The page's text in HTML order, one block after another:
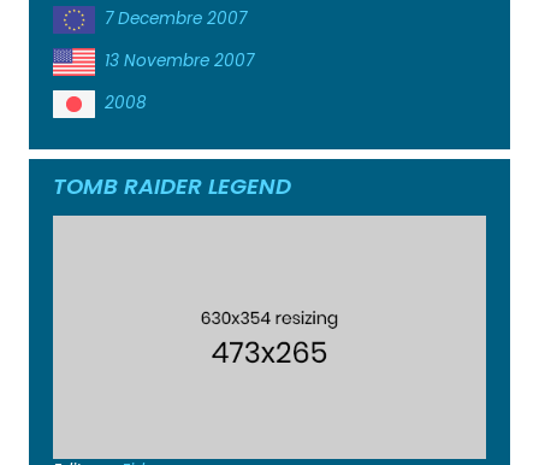
7 Decembre 2007
13 Novembre 2007
2008
TOMB RAIDER LEGEND